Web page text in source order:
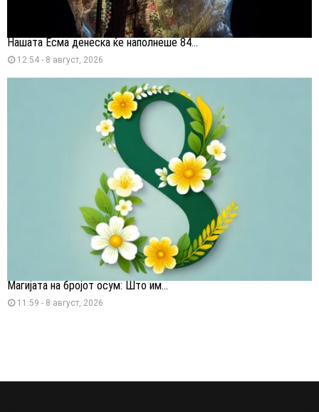
Нашата Есма денеска ќе наполнеше 84...
12:54 - 8 август, 2026
Магијата на бројот осум: Што им...
11:59 - 8 август, 2026